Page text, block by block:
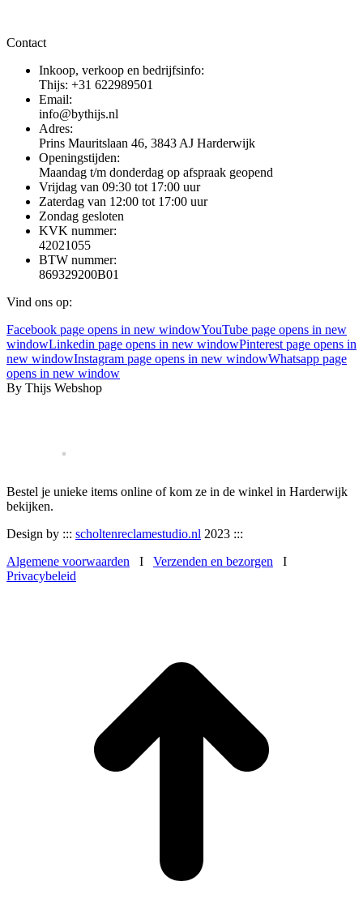
Contact
Inkoop, verkoop en bedrijfsinfo:
Thijs: +31 622989501
Email:
info@bythijs.nl
Adres:
Prins Mauritslaan 46, 3843 AJ Harderwijk
Openingstijden:
Maandag t/m donderdag op afspraak geopend
Vrijdag van 09:30 tot 17:00 uur
Zaterdag van 12:00 tot 17:00 uur
Zondag gesloten
KVK nummer:
42021055
BTW nummer:
869329200B01
Vind ons op:
Facebook page opens in new windowYouTube page opens in new
windowLinkedin page opens in new windowPinterest page opens in
new windowInstagram page opens in new windowWhatsapp page
opens in new window
By Thijs Webshop
Bestel je unieke items online of kom ze in de winkel in Harderwijk
bekijken.
Design by ::: scholtenreclamestudio.nl 2023 :::
Algemene voorwaarden I Verzenden en bezorgen I
Privacybeleid